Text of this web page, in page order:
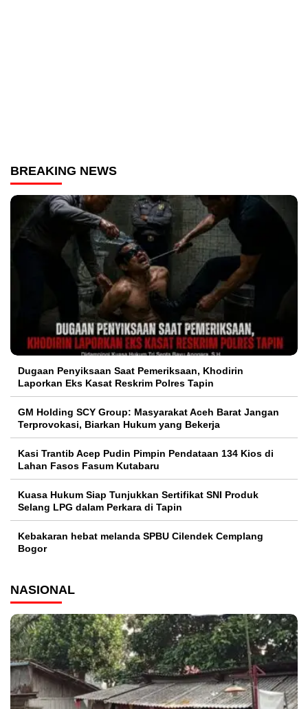
BREAKING NEWS
Dugaan Penyiksaan Saat Pemeriksaan, Khodirin
Laporkan Eks Kasat Reskrim Polres Tapin
GM Holding SCY Group: Masyarakat Aceh Barat Jangan
Terprovokasi, Biarkan Hukum yang Bekerja
Kasi Trantib Acep Pudin Pimpin Pendataan 134 Kios di
Lahan Fasos Fasum Kutabaru
Kuasa Hukum Siap Tunjukkan Sertifikat SNI Produk
Selang LPG dalam Perkara di Tapin
Kebakaran hebat melanda SPBU Cilendek Cemplang
Bogor
NASIONAL